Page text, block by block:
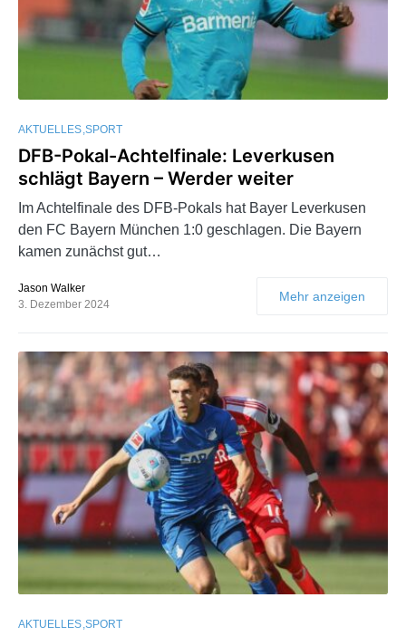
AKTUELLES SPORT
DFB-Pokal-Achtelfinale: Leverkusen
schlägt Bayern – Werder weiter
Im Achtelfinale des DFB-Pokals hat Bayer Leverkusen
den FC Bayern München 1:0 geschlagen. Die Bayern
kamen zunächst gut…
Jason Walker
3. Dezember 2024
Mehr anzeigen
AKTUELLES SPORT